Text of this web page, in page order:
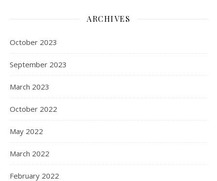
ARCHIVES
October 2023
September 2023
March 2023
October 2022
May 2022
March 2022
February 2022